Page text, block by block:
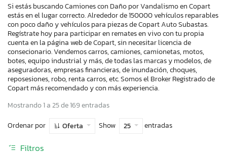
Si estás buscando Camiones con Daño por Vandalismo en Copart
estás en el lugar correcto. Alrededor de 150000 vehículos reparables
con poco daño y vehículos para piezas de Copart Auto Subastas.
Regístrate hoy para participar en remates en vivo con tu propia
cuenta en la página web de Copart, sin necesitar licencia de
consecionario. Vendemos carros, camiones, camionetas, motos,
botes, equipo industrial y más, de todas las marcas y modelos, de
aseguradoras, empresas financieras, de inundación, choques,
reposesiones, robo, renta carros, etc. Somos el Broker Registrado de
Copart más recomendado y con más experiencia.
Mostrando 1 a 25 de 169 entradas
Ordenar por
Oferta Show 25 entradas
Filtros